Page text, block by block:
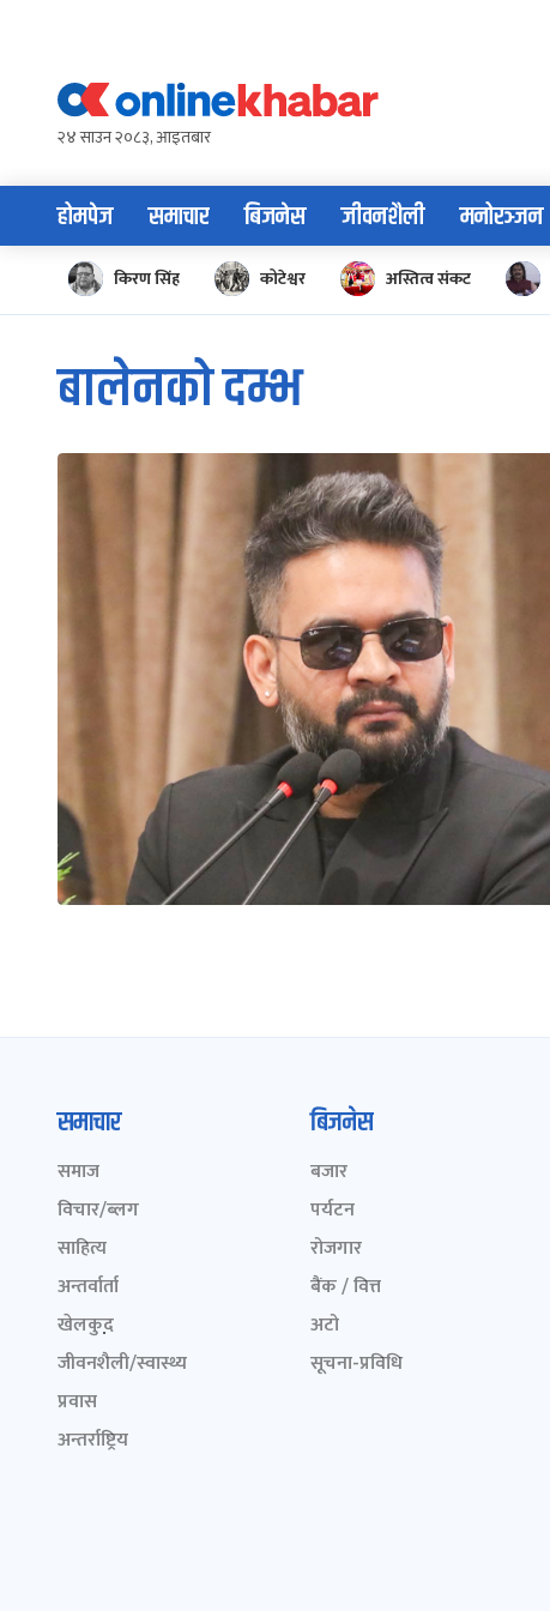
content२४ साउन २०८३, आइतबार
होमपेज समाचार बिजनेस जीवनशैली मनोरञ्जन
किरण सिंह कोटेश्वर अस्तित्व संकट
बालेनको दम्भ
समाचार
समाज
विचार/ब्लग
साहित्य
अन्तर्वार्ता
खेलकुद़़
जीवनशैली/स्वास्थ्य
प्रवास
अन्तर्राष्ट्रिय
बिजनेस
बजार
पर्यटन
रोजगार
बैंक / वित्त
अटो
सूचना-प्रविधि